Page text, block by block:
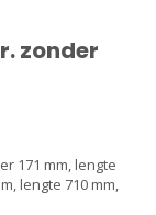
zonder
171 mm, lengte
lengte 710 mm,